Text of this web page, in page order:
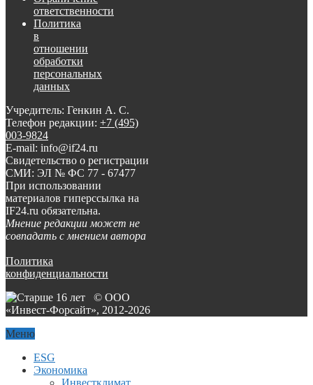
ответственности
Политика
в
отношении
обработки
персональных
данных
Учредитель: Генкин А. С.
Телефон редакции: +7 (495)
003-9824
E-mail: info@if24.ru
Свидетельство о регистрации
СМИ: ЭЛ № ФС 77 - 67477
При использовании
материалов гиперссылка на
IF24.ru обязательна.
Мнение редакции может не
совпадать с мнением автора
Политика
конфиденциальности
© ООО
«Инвест-Форсайт», 2012-2026
Меню
ESG
Экономика
Инвестклимат